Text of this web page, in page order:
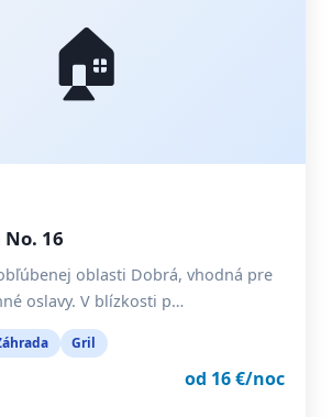
🏠
16
oblasti Dobrá, vhodná pre
oslavy. V blízkosti p…
Gril
od 16 €/noc